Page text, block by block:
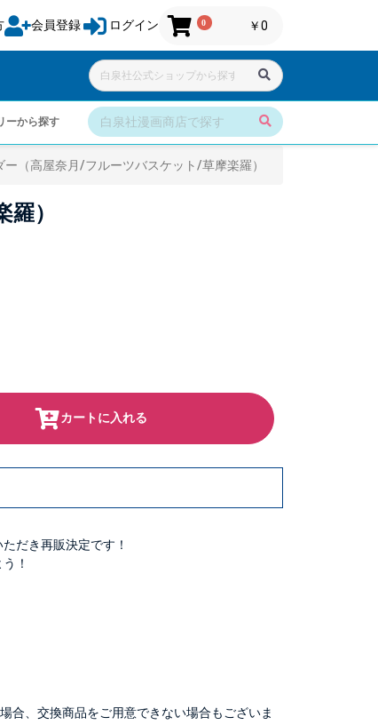
会員登録 ログイン 0 ￥0
ーから探す
ー（高屋奈月/フルーツバスケット/草摩楽羅）
）
カートに入れる
だき再販決定です！
！
合、交換商品をご用意できない場合もございま